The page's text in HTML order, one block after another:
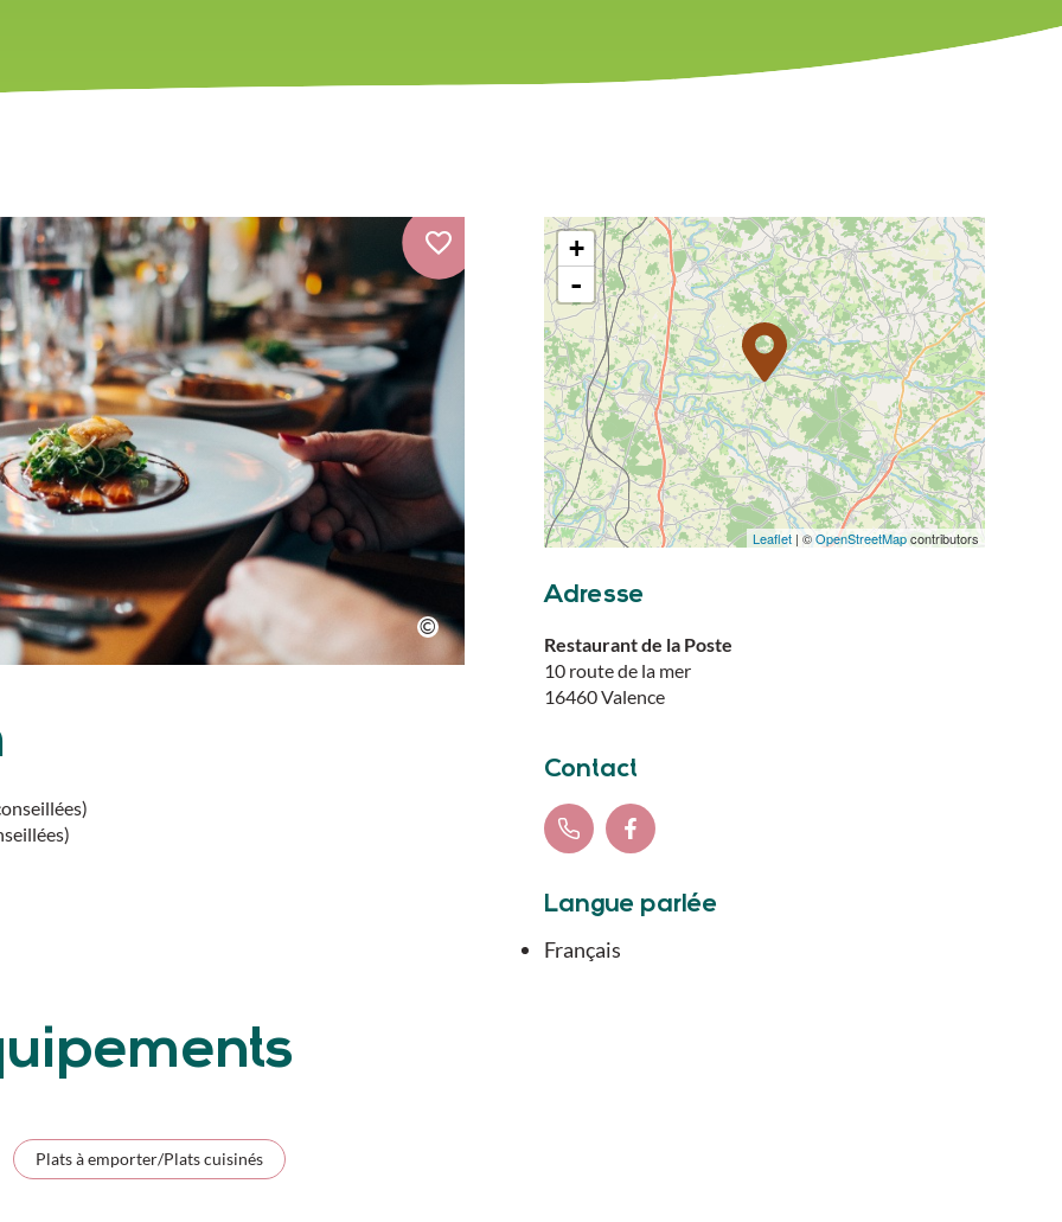
Plats à emporter/Plats cuisinés
+
-
Leaflet| ©OpenStreetMapcontributors
Adresse
Restaurant de la Poste
10 route de la mer
16460Valence
Contact
Langue parlée
Français